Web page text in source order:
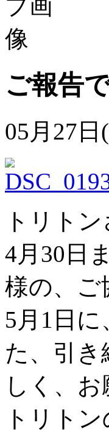
ご報告
05月27日
トリト
4月30日
様の、ご
5月1日
た、引き
しく、
トリト